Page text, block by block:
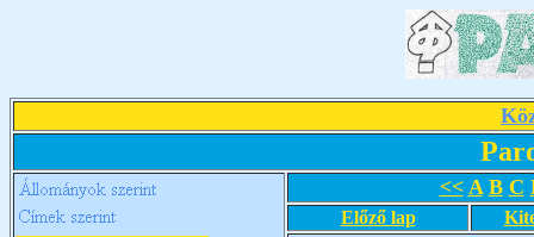
<< A B C
Előző lap